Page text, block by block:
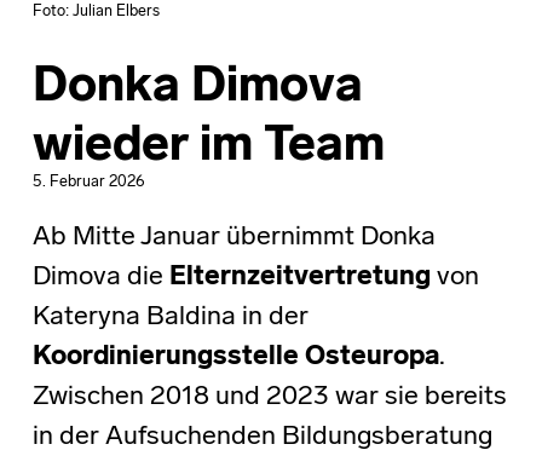
Foto: Julian Elbers
Donka Dimova
wieder im Team
5. Februar 2026
Ab Mitte Januar übernimmt Donka
Dimova die Elternzeitvertretung von
Kateryna Baldina in der
Koordinierungsstelle Osteuropa.
Zwischen 2018 und 2023 war sie bereits
in der Aufsuchenden Bildungsberatung